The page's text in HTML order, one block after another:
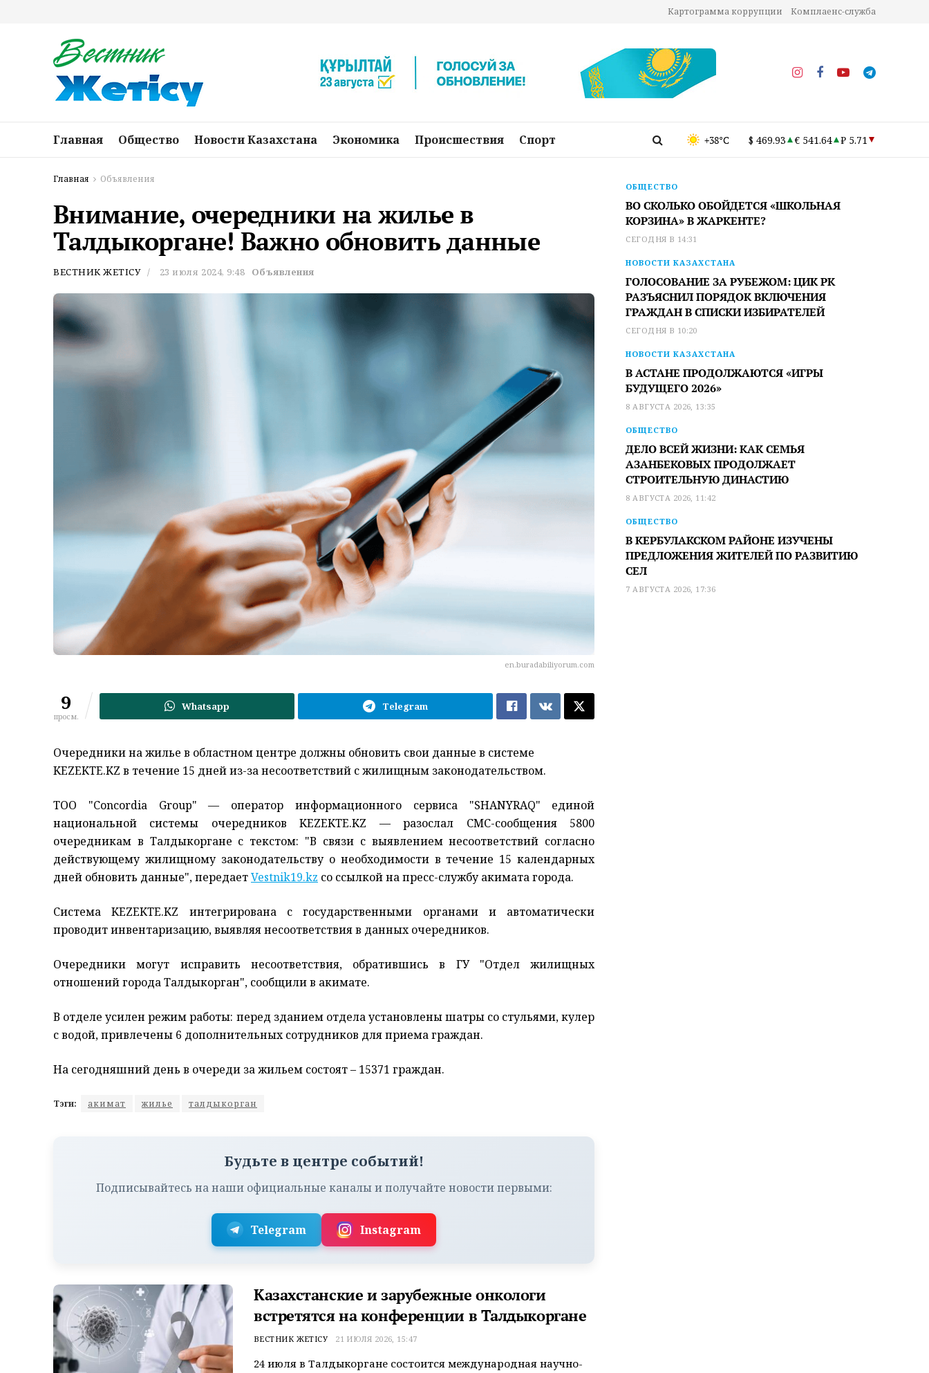
Картограмма коррупции Комплаенс-служба
Главная Общество Новости Казахстана Экономика Происшествия Спорт +38°C $ 469.93 € 541.64 ₽ 5.71
Главная Объявления
Внимание, очередники на жилье в
Талдыкоргане! Важно обновить данные
ВЕСТНИК ЖЕТІСУ 23 июля 2024, 9:48 Объявления
en.buradabiliyorum.com
9
просм.
Whatsapp Telegram
Очередники на жилье в областном центре должны обновить свои данные в системе
KEZEKTE.KZ в течение 15 дней из-за несоответствий с жилищным законодательством.
ТОО "Concordia Group" — оператор информационного сервиса "SHANYRAQ" единой
национальной системы очередников KEZEKTE.KZ — разослал СМС-сообщения 5800
очередникам в Талдыкоргане с текстом: "В связи с выявлением несоответствий согласно
действующему жилищному законодательству о необходимости в течение 15 календарных
дней обновить данные", передаетVestnik19.kz со ссылкой на пресс-службу акимата города.
Система KEZEKTE.KZ интегрирована с государственными органами и автоматически
проводит инвентаризацию, выявляя несоответствия в данных очередников.
Очередники могут исправить несоответствия, обратившись в ГУ "Отдел жилищных
отношений города Талдыкорган", сообщили в акимате.
В отделе усилен режим работы: перед зданием отдела установлены шатры со стульями, кулер
с водой, привлечены 6 дополнительных сотрудников для приема граждан.
На сегодняшний день в очереди за жильем состоят – 15371 граждан.
Тэги: акимат жилье талдыкорган
Будьте в центре событий!
Подписывайтесь на наши официальные каналы и получайте новости первыми:
Telegram Instagram
Казахстанские и зарубежные онкологи
встретятся на конференции в Талдыкоргане
ВЕСТНИК ЖЕТІСУ 21 ИЮЛЯ 2026, 15:47
24 июля в Талдыкоргане состоится международная научно-
ОБЩЕСТВО
ВО СКОЛЬКО ОБОЙДЕТСЯ «ШКОЛЬНАЯ
КОРЗИНА» В ЖАРКЕНТЕ?
СЕГОДНЯ В 14:31
НОВОСТИ КАЗАХСТАНА
ГОЛОСОВАНИЕ ЗА РУБЕЖОМ: ЦИК РК
РАЗЪЯСНИЛ ПОРЯДОК ВКЛЮЧЕНИЯ
ГРАЖДАН В СПИСКИ ИЗБИРАТЕЛЕЙ
СЕГОДНЯ В 10:20
НОВОСТИ КАЗАХСТАНА
В АСТАНЕ ПРОДОЛЖАЮТСЯ «ИГРЫ
БУДУЩЕГО 2026»
8 АВГУСТА 2026, 13:35
ОБЩЕСТВО
ДЕЛО ВСЕЙ ЖИЗНИ: КАК СЕМЬЯ
АЗАНБЕКОВЫХ ПРОДОЛЖАЕТ
СТРОИТЕЛЬНУЮ ДИНАСТИЮ
8 АВГУСТА 2026, 11:42
ОБЩЕСТВО
В КЕРБУЛАКСКОМ РАЙОНЕ ИЗУЧЕНЫ
ПРЕДЛОЖЕНИЯ ЖИТЕЛЕЙ ПО РАЗВИТИЮ
СЕЛ
7 АВГУСТА 2026, 17:36